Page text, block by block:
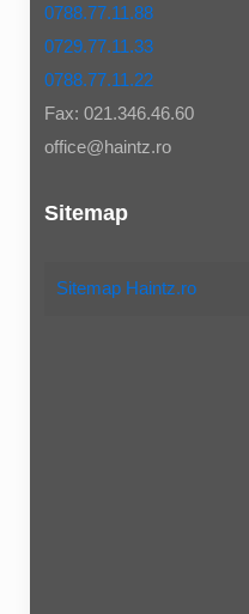
0788.77.11.88
0729.77.11.33
0788.77.11.22
Fax: 021.346.46.60
office@haintz.ro
Sitemap
Sitemap Haintz.ro